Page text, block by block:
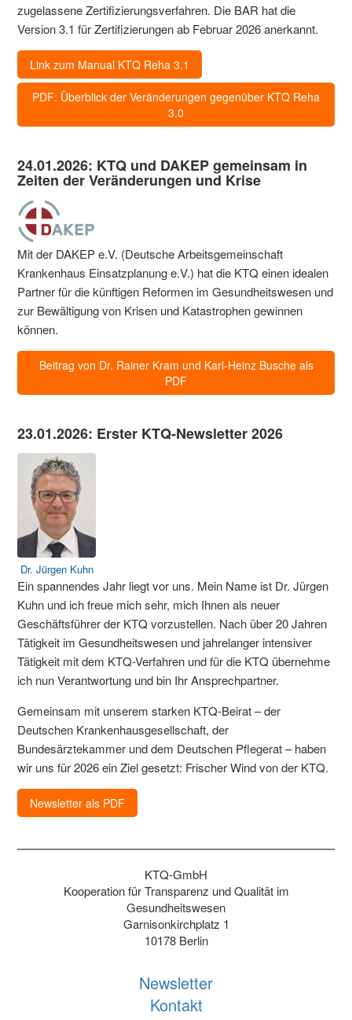
zugelassene Zertifizierungsverfahren. Die BAR hat die
Version 3.1 für Zertifizierungen ab Februar 2026 anerkannt.
Link zum Manual KTQ Reha 3.1
PDF: Überblick der Veränderungen gegenüber KTQ Reha
3.0
24.01.2026: KTQ und DAKEP gemeinsam in
Zeiten der Veränderungen und Krise
Mit der DAKEP e.V. (Deutsche Arbeitsgemeinschaft
Krankenhaus Einsatzplanung e.V.) hat die KTQ einen idealen
Partner für die künftigen Reformen im Gesundheitswesen und
zur Bewältigung von Krisen und Katastrophen gewinnen
können.
Beitrag von Dr. Rainer Kram und Karl-Heinz Busche als
PDF
23.01.2026: Erster KTQ-Newsletter 2026
Dr. Jürgen Kuhn
Ein spannendes Jahr liegt vor uns. Mein Name ist Dr. Jürgen
Kuhn und ich freue mich sehr, mich Ihnen als neuer
Geschäftsführer der KTQ vorzustellen. Nach über 20 Jahren
Tätigkeit im Gesundheitswesen und jahrelanger intensiver
Tätigkeit mit dem KTQ-Verfahren und für die KTQ übernehme
ich nun Verantwortung und bin Ihr Ansprechpartner.
Gemeinsam mit unserem starken KTQ-Beirat – der
Deutschen Krankenhausgesellschaft, der
Bundesärztekammer und dem Deutschen Pflegerat – haben
wir uns für 2026 ein Ziel gesetzt: Frischer Wind von der KTQ.
Newsletter als PDF
KTQ-GmbH
Kooperation für Transparenz und Qualität im
Gesundheitswesen
Garnisonkirchplatz 1
10178 Berlin
Newsletter
Kontakt